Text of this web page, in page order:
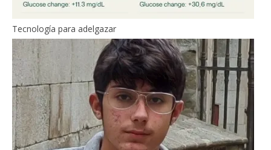
Tecnología para adelgazar